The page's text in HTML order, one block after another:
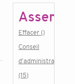
Effacer ()
Conseil
d'administration
(15)